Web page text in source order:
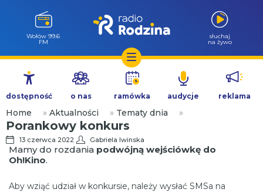
Przejdź
treści
Wołów 99.6
FM
słuchaj
na żywo
dostępność o nas ramówka audycje reklama
Home » Aktualności » Tematy dnia »
Porankowy konkurs
13 czerwca 2022 Gabriela Iwinska
Mamy do rozdania podwójną wejściówkę do
Oh!Kino.
Aby wziąć udział w konkursie, należy wysłać SMSa na